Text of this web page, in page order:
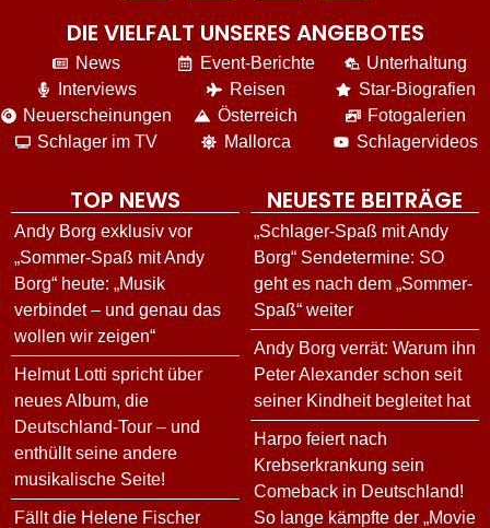
DIE VIELFALT UNSERES ANGEBOTES
News
Interviews
Neuerscheinungen
Schlager im TV
Event-Berichte
Reisen
Österreich
Mallorca
Unterhaltung
Star-Biografien
Fotogalerien
Schlagervideos
TOP NEWS
Andy Borg exklusiv vor
„Sommer-Spaß mit Andy
Borg“ heute: „Musik
verbindet – und genau das
wollen wir zeigen“
Helmut Lotti spricht über
neues Album, die
Deutschland-Tour – und
enthüllt seine andere
musikalische Seite!
Fällt die Helene Fischer
NEUESTE BEITRÄGE
„Schlager-Spaß mit Andy
Borg“ Sendetermine: SO
geht es nach dem „Sommer-
Spaß“ weiter
Andy Borg verrät: Warum ihn
Peter Alexander schon seit
seiner Kindheit begleitet hat
Harpo feiert nach
Krebserkrankung sein
Comeback in Deutschland!
So lange kämpfte der „Movie